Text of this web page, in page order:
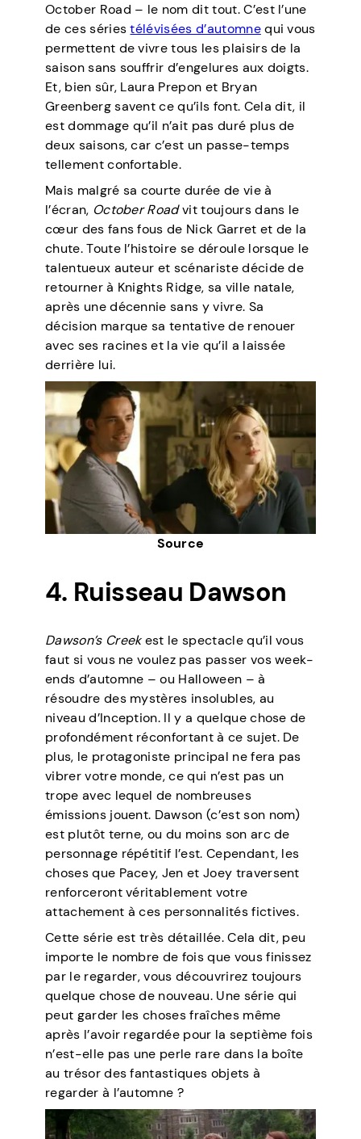
October Road – le nom dit tout. C’est l’une
de ces sériestélévisées d’automnequi vous
permettent de vivre tous les plaisirs de la
saison sans souffrir d’engelures aux doigts.
Et, bien sûr, Laura Prepon et Bryan
Greenberg savent ce qu’ils font. Cela dit, il
est dommage qu’il n’ait pas duré plus de
deux saisons, car c’est un passe-temps
tellement confortable.
Mais malgré sa courte durée de vie à
l’écran, October Roadvit toujours dans le
cœur des fans fous de Nick Garret et de la
chute. Toute l’histoire se déroule lorsque le
talentueux auteur et scénariste décide de
retourner à Knights Ridge, sa ville natale,
après une décennie sans y vivre. Sa
décision marque sa tentative de renouer
avec ses racines et la vie qu’il a laissée
derrière lui.
Source
4. Ruisseau Dawson
Dawson’s Creekest le spectacle qu’il vous
faut si vous ne voulez pas passer vos week-
ends d’automne – ou Halloween – à
résoudre des mystères insolubles, au
niveau d’Inception. Il y a quelque chose de
profondément réconfortant à ce sujet. De
plus, le protagoniste principal ne fera pas
vibrer votre monde, ce qui n’est pas un
trope avec lequel de nombreuses
émissions jouent. Dawson (c’est son nom)
est plutôt terne, ou du moins son arc de
personnage répétitif l’est. Cependant, les
choses que Pacey, Jen et Joey traversent
renforceront véritablement votre
attachement à ces personnalités fictives.
Cette série est très détaillée. Cela dit, peu
importe le nombre de fois que vous finissez
par le regarder, vous découvrirez toujours
quelque chose de nouveau. Une série qui
peut garder les choses fraîches même
après l’avoir regardée pour la septième fois
n’est-elle pas une perle rare dans la boîte
au trésor des fantastiques objets à
regarder à l’automne ?